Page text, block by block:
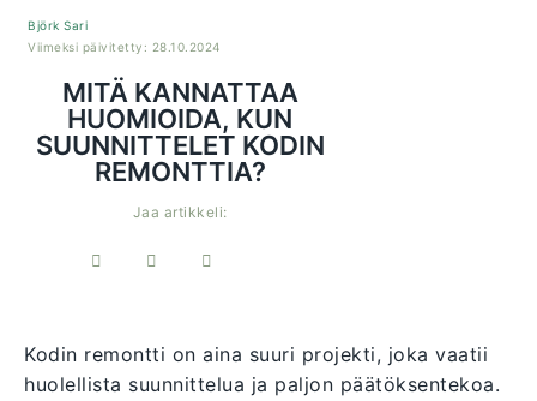
Björk Sari
Viimeksi päivitetty: 28.10.2024
MITÄ KANNATTAA
HUOMIOIDA, KUN
SUUNNITTELET KODIN
REMONTTIA?
Jaa artikkeli:
Kodin remontti on aina suuri projekti, joka vaatii
huolellista suunnittelua ja paljon päätöksentekoa.